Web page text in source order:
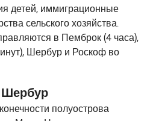
детей, иммиграционные
сельского хозяйства.
в Пемброк (4 часа),
Шербур и Роскоф во
Шербур
полуострова